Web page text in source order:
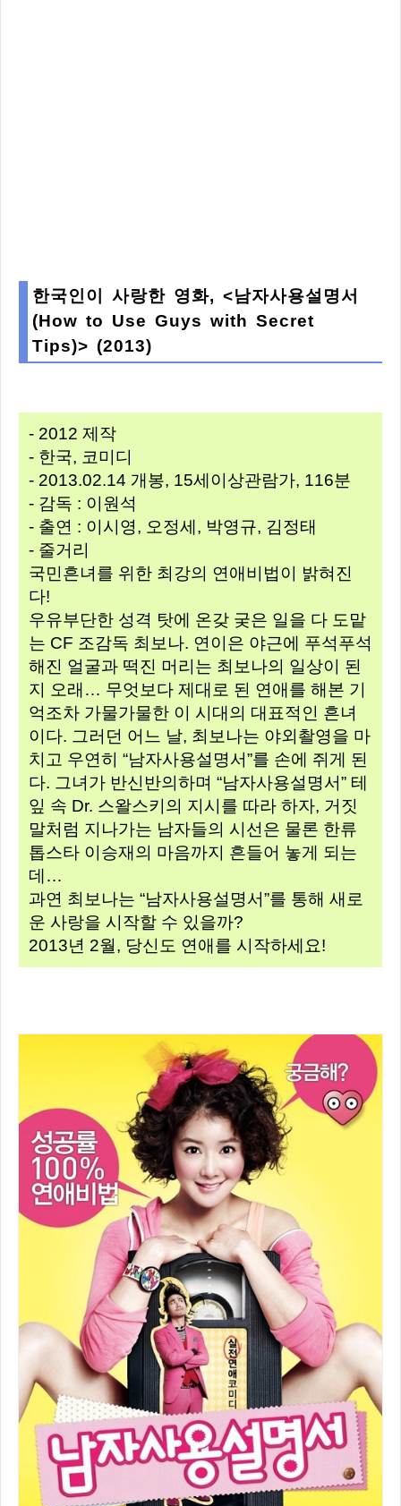
한국인이 사랑한 영화, <남자사용설명서
(How to Use Guys with Secret
Tips)> (2013)
- 2012 제작
- 한국, 코미디
- 2013.02.14 개봉, 15세이상관람가, 116분
- 감독 : 이원석
- 출연 : 이시영, 오정세, 박영규, 김정태
- 줄거리
국민흔녀를 위한 최강의 연애비법이 밝혀진
다!
우유부단한 성격 탓에 온갖 궂은 일을 다 도맡
는 CF 조감독 최보나. 연이은 야근에 푸석푸석
해진 얼굴과 떡진 머리는 최보나의 일상이 된
지 오래… 무엇보다 제대로 된 연애를 해본 기
억조차 가물가물한 이 시대의 대표적인 흔녀
이다. 그러던 어느 날, 최보나는 야외촬영을 마
치고 우연히 “남자사용설명서”를 손에 쥐게 된
다. 그녀가 반신반의하며 “남자사용설명서” 테
잎 속 Dr. 스왈스키의 지시를 따라 하자, 거짓
말처럼 지나가는 남자들의 시선은 물론 한류
톱스타 이승재의 마음까지 흔들어 놓게 되는
데…
과연 최보나는 “남자사용설명서”를 통해 새로
운 사랑을 시작할 수 있을까?
2013년 2월, 당신도 연애를 시작하세요!